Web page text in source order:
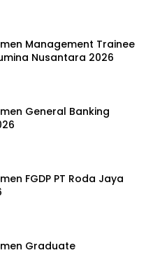
Management Trainee
Nusantara 2026
General Banking
FGDP PT Roda Jaya
Graduate